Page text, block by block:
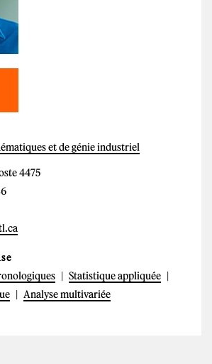
et de génie industriel
4475
Statistique appliquée
Analyse multivariée